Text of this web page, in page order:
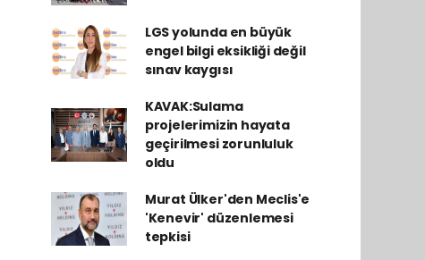
LGS yolunda en büyük
engel bilgi eksikliği değil
sınav kaygısı
KAVAK:Sulama
projelerimizin hayata
geçirilmesi zorunluluk
oldu
Murat Ülker'den Meclis'e
'Kenevir' düzenlemesi
tepkisi